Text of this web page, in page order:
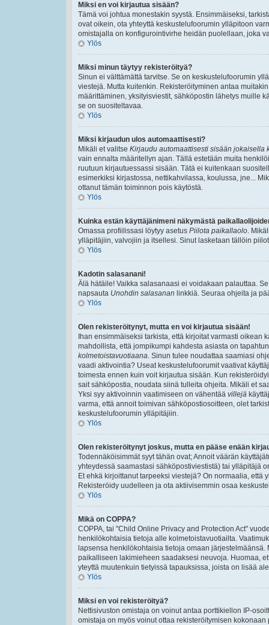
Miksi en voi kirjautua sisään?
Tämä voi johtua monestakin syystä. Ensimmäiseksi,
ovat oikein, ota yhteyttä keskustelufoorumin ylläpitoon
omistajalla on konfigurointivirhe heidän puolellaan, joka
Ylös
Miksi minun täytyy rekisteröityä?
Sinun ei välttämättä tarvitse. Se on keskustelufoorumin
viestejä. Mutta kuitenkin. Rekisteröityminen antaa
määrittäminen, yksityisviestit, sähköpostin lähetys muille
se on suositeltavaa.
Ylös
Miksi kirjaudun ulos automaattisesti?
Mikäli et valitse Kirjaudu automaattisesti sisään jokaisella
vain ennalta määritellyn ajan. Tällä estetään muita
ruutuun kirjautuessassi sisään. Tätä ei kuitenkaan
esimerkiksi kirjastossa, nettikahvilassa, koulussa, jne...
ottanut tämän toiminnon pois käytöstä.
Ylös
Kuinka estän käyttäjänimeni näkymästä
Omassa profiilissasi löytyy asetus Piilota paikallaolo.
ylläpitäjiin, valvojiin ja itsellesi. Sinut lasketaan tällöin
Ylös
Kadotin salasanani!
Älä hätäile! Vaikka salasanaasi ei voidakaan palauttaa.
napsauta Unohdin salasanan linkkiä. Seuraa ohjeita ja
Ylös
Olen rekisteröitynyt, mutta en voi kirjautua sisään!
Ihan ensimmäiseksi tarkista, että kirjoitat varmasti
mahdollista, että jompikumpi kahdesta asiasta on
kolmetoistavuotiaana. Sinun tulee noudattaa saamiasi
vaadi aktivointia? Useat keskustelufoorumit vaativat
toimesta ennen kuin voit kirjautua sisään. Kun
sait sähköpostia, noudata siinä tulleita ohjeita. Mikäli et
Yksi syy aktivoinnin vaatimiseen on vähentää villejä
varma, että annoit toimivan sähköpostiosoitteen, olet
keskustelufoorumin ylläpitäjiin.
Ylös
Olen rekisteröitynyt joskus, mutta en pääse enään
Todennäköisimmät syyt tähän ovat; Annoit väärän
yhteydessä saamastasi sähköpostiviestistä) tai ylläpitäjä
Et ehkä kirjoittanut tarpeeksi viestejä? On normaalia,
Rekisteröidy uudelleen ja ota aktiivisemmin osaa
Ylös
Mikä on COPPA?
COPPA, tai "Child Online Privacy and Protection Act"
henkilökohtaisia tietoja alle kolmetoistavuotiailta.
lapsensa henkilökohtaisia tietoja omaan
paikalliseen lakimieheen saadaksesi neuvoja. Huomaa,
yteyttä muutenkuin tietyissä tapauksissa, joista on lisää
Ylös
Miksi en voi rekisteröityä?
Nettisivuston omistaja on voinut antaa porttikiellon IP-
omistaja on myös voinut ottaa rekisteröitymisen